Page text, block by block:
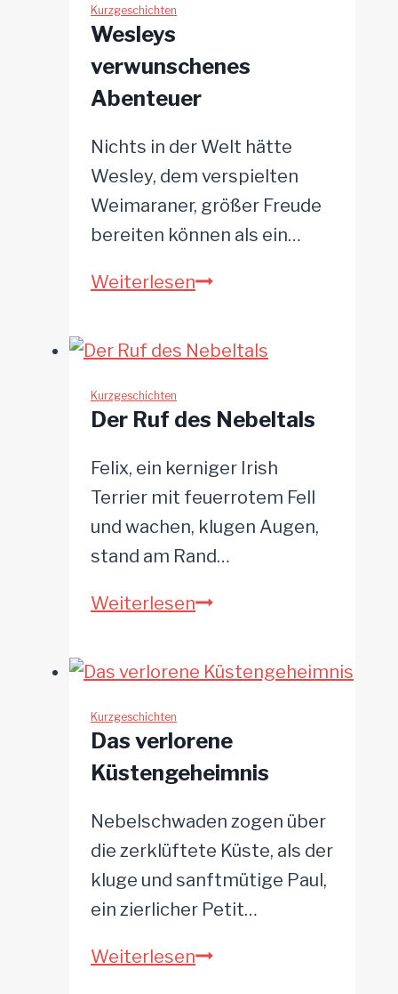
Kurzgeschichten
Wesleys
verwunschenes
Abenteuer
Nichts in der Welt hätte
Wesley, dem verspielten
Weimaraner, größer Freude
bereiten können als ein…
WeiterlesenWesleys
Abenteuer
Kurzgeschichten
Der Ruf des Nebeltals
Felix, ein kerniger Irish
Terrier mit feuerrotem Fell
und wachen, klugen Augen,
stand am Rand…
WeiterlesenDer
des
Kurzgeschichten
Das verlorene
Küstengeheimnis
Nebelschwaden zogen über
die zerklüftete Küste, als der
kluge und sanftmütige Paul,
ein zierlicher Petit…
WeiterlesenDas